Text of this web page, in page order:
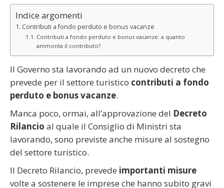
Indice argomenti
Contributi a fondo perduto e bonus vacanze
Contributi a fondo perduto e bonus vacanze: a quanto
ammonta il contributo?
Il Governo sta lavorando ad un nuovo decreto che
prevede per il settore turistico contributi a fondo
perduto e bonus vacanze.
Manca poco, ormai, all’approvazione del Decreto
Rilancio al quale il Consiglio di Ministri sta
lavorando, sono previste anche misure al sostegno
del settore turistico.
Il Decreto Rilancio, prevede importanti misure
volte a sostenere le imprese che hanno subito gravi